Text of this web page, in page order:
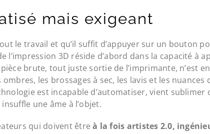
mais exigeant
le travail et qu’il suffit d’appuyer sur un bouton
l’impression 3D réside d’abord dans la capacité à
brute, tout juste sortie de l’imprimante, n’est
les brossages à sec, les lavis et les
est incapable d’automatiser, vient
une âme à l’objet.
qui doivent êtreà la fois artistes 2.0,